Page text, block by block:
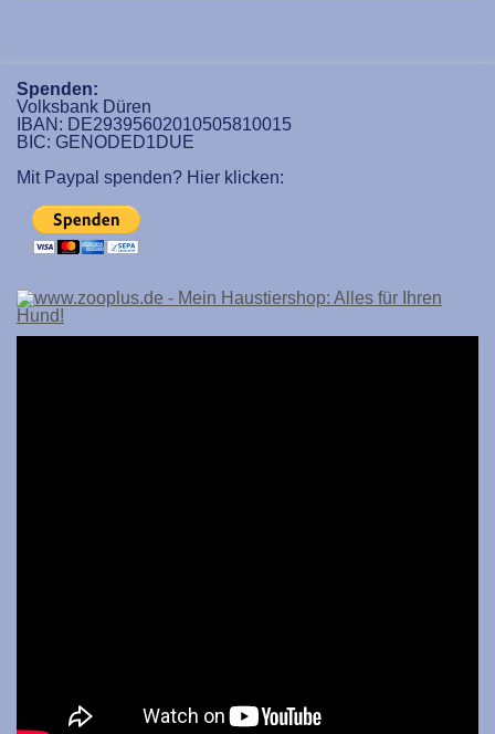
Spenden:
Volksbank Düren
IBAN: DE29395602010505810015
BIC: GENODED1DUE
Mit Paypal spenden? Hier klicken: